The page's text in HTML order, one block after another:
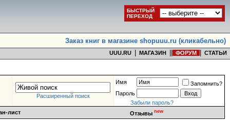
БЫСТРЫЙ
ПЕРЕХОД
Заказ книг в магазине shopuuu.ru (кликабельно)
UUU.RU МАГАЗИН ФОРУМ СТАТЬИ
Расширенный поиск
Имя
Запомнить?
Пароль
Забыли пароль?
лист
Отзывы new